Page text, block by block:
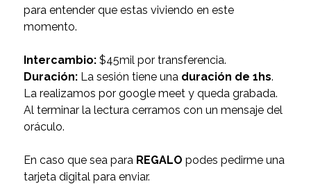
para entender que estas viviendo en este
momento.
Intercambio: $45mil por transferencia.
Duración: La sesión tiene una duración de 1hs.
La realizamos por google meet y queda grabada.
Al terminar la lectura cerramos con un mensaje del
oráculo.
En caso que sea para REGALO podes pedirme una
tarjeta digital para enviar.